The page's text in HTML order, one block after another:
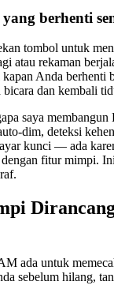
berhenti
tombol untuk
atau rekaman
Anda berhenti
dan kembali
saya
dim, deteksi
kunci — ada
dengan fitur mimpi.
ada untuk
sebelum hilang,